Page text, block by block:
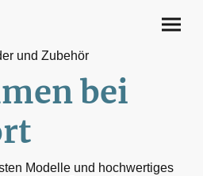
und Zubehör
bei
Modelle und hochwertiges